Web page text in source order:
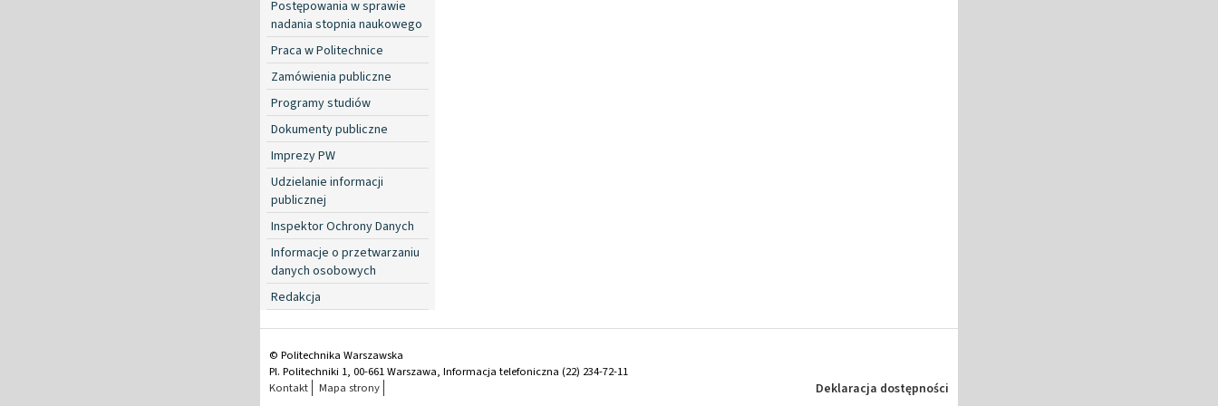
Postępowania w sprawie
nadania stopnia naukowego
Praca w Politechnice
Zamówienia publiczne
Programy studiów
Dokumenty publiczne
Imprezy PW
Udzielanie informacji
publicznej
Inspektor Ochrony Danych
Informacje o przetwarzaniu
danych osobowych
Redakcja
© Politechnika Warszawska
Pl. Politechniki 1, 00-661 Warszawa, Informacja telefoniczna (22) 234-72-11
Kontakt
Mapa strony Deklaracja dostępności